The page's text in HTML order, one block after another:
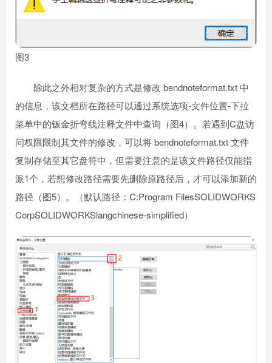
图3
除此之外相对复杂的方式是修改 bendnoteformat.txt 中
的信息，该文档所在路径可以通过系统选项-文件位置-下拉
菜单中的钣金折弯线注释文件中查询（图4）。若遇到C盘访
问权限限制其文件的修改，可以将 bendnoteformat.txt 文件
复制存储至其它盘符中，但需要注意的是该文件路径仅能指
派1个，若想修改路径需要先删除原路径后，才可以添加新的
路径（图5）。（默认路径：C:Program FilesSOLIDWORKS
CorpSOLIDWORKSlangchinese-simplified）